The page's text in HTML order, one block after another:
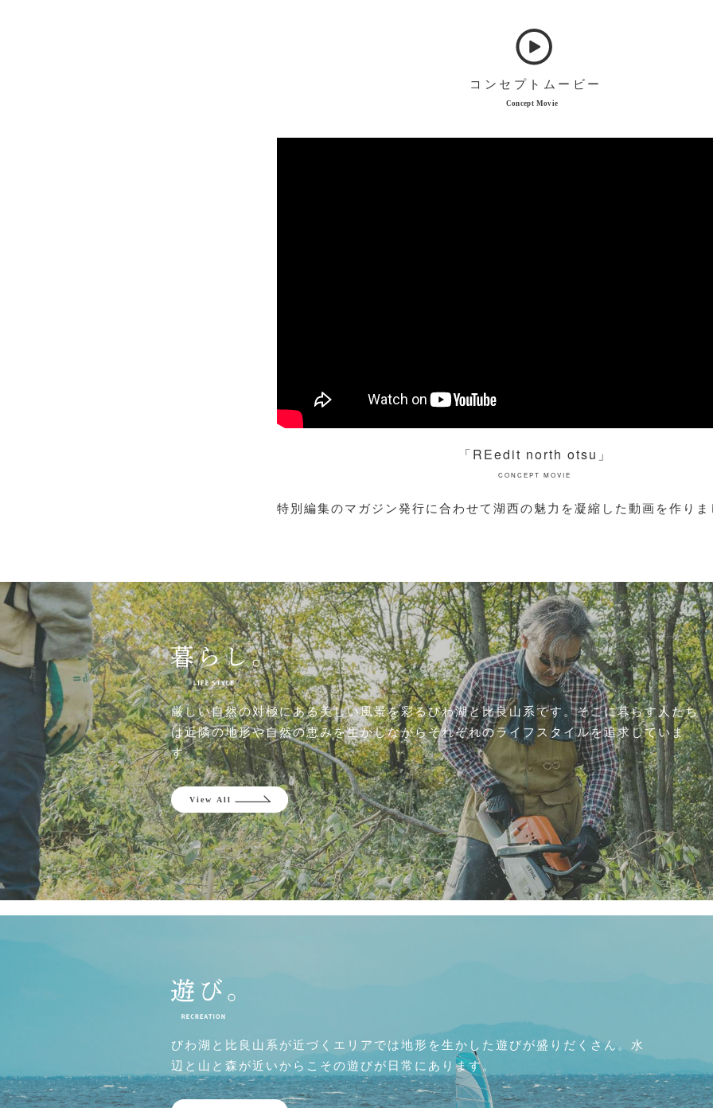
「REedit north otsu」
CONCEPT MOVIE
特別編集のマガジン発行に合わせて湖西の魅力を凝縮した動画を作り
厳しい自然の対極にある美しい風景を彩るびわ湖と比良山系です。そこに暮らす人たち
は近隣の地形や自然の恵みを生かしながらそれぞれのライフスタイルを追求していま
す。
びわ湖と比良山系が近づくエリアでは地形を生かした遊びが盛りだくさん。水
辺と山と森が近いからこその遊びが日常にあります。